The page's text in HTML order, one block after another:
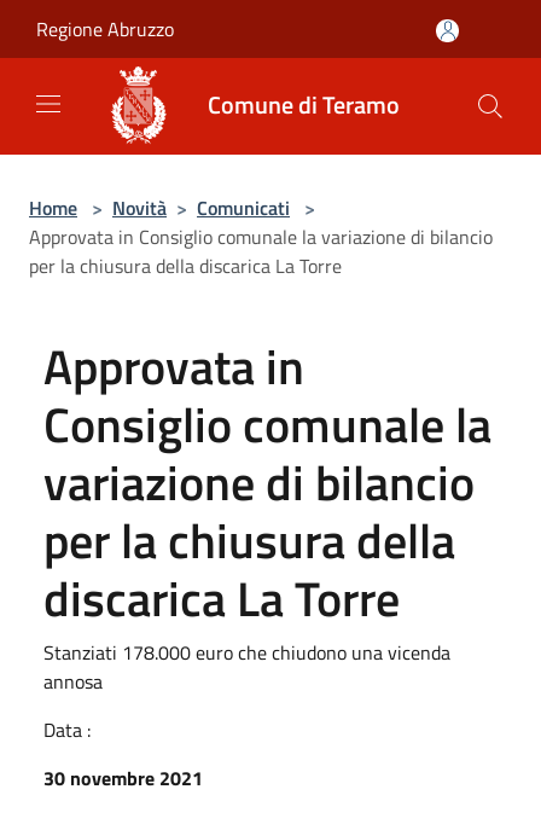
Regione Abruzzo
Comune di Teramo
Home > Novità > Comunicati >
Approvata in Consiglio comunale la variazione di bilancio
per la chiusura della discarica La Torre
Approvata in
Consiglio comunale la
variazione di bilancio
per la chiusura della
discarica La Torre
Stanziati 178.000 euro che chiudono una vicenda
annosa
Data :
30 novembre 2021